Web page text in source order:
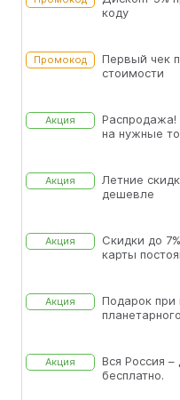
коду
Промокод
Первый чек
стоимости
Акция
на нужные
Акция
Летние
дешевле
Акция
Скидки до
карты
Акция
Подарок при
Акция
Вся Россия –
бесплатно.